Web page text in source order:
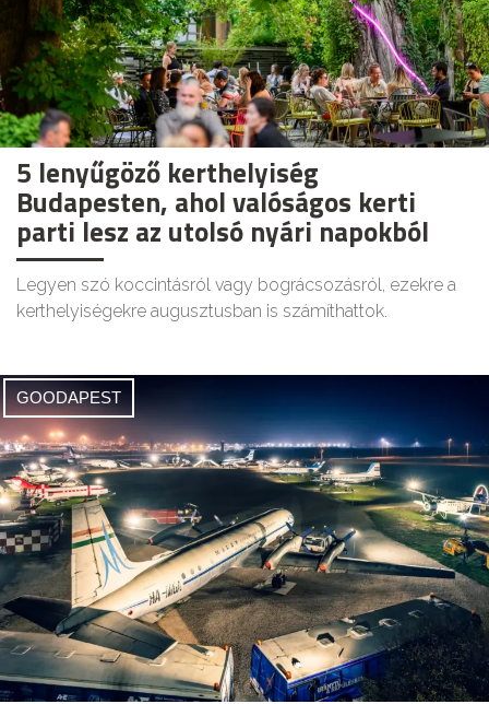
5 lenyűgöző kerthelyiség
Budapesten, ahol valóságos kerti
parti lesz az utolsó nyári napokból
Legyen szó koccintásról vagy bográcsozásról, ezekre a
kerthelyiségekre augusztusban is számíthattok.
GOODAPEST